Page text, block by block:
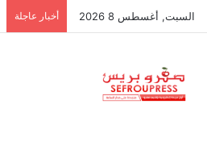
السبت, أغسطس 8 2026 أخبار عاجلة